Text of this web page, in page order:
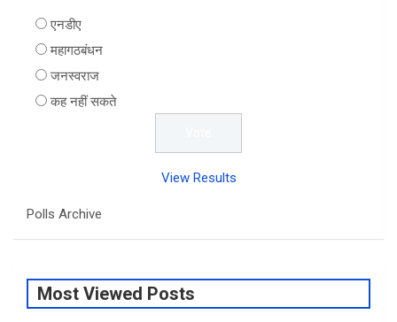
k
एनडीए
महागठबंधन
जनस्वराज
कह नहीं सकते
View Results
Polls Archive
Most Viewed Posts